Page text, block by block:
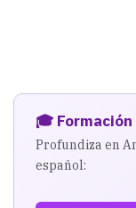
🎓
Profundiza en
español: